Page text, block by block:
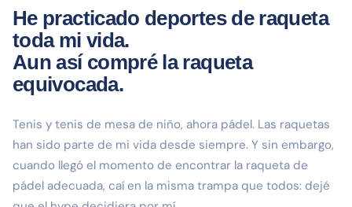
He practicado deportes de raqueta
toda mi vida.
Aun así compré la raqueta
equivocada.
Tenis y tenis de mesa de niño, ahora pádel. Las raquetas
han sido parte de mi vida desde siempre. Y sin embargo,
cuando llegó el momento de encontrar la raqueta de
pádel adecuada, caí en la misma trampa que todos: dejé